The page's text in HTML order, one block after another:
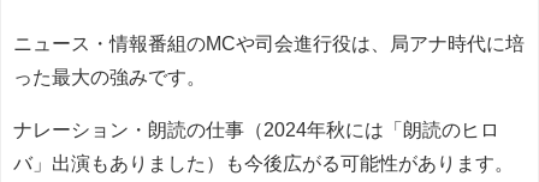
ニュース・情報番組のMCや司会進行役は、局アナ時代に培
った最大の強みです。
ナレーション・朗読の仕事（2024年秋には「朗読のヒロ
バ」出演もありました）も今後広がる可能性があります。